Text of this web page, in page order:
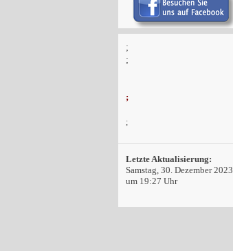
Letzte Aktualisierung:
Samstag, 30. Dezember 2023
um 19:27 Uhr
;
;
;
;